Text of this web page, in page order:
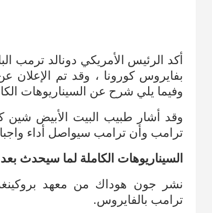
بفايروس كورونا ، وقد تم الإعلان
وفيما يلي شرح عن السيناريوهات
وقد أشار طبيب البيت الأبيض
ترامب وأن ترامب سيواصل أداء
السيناريوهات الكاملة لما سيحدث
نشر جون هوداك من معهد
ترامب بالفايروس.